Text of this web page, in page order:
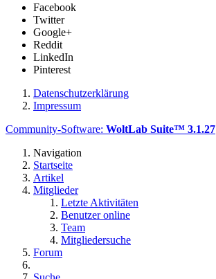
Facebook
Twitter
Google+
Reddit
LinkedIn
Pinterest
Datenschutzerklärung
Impressum
Community-Software: WoltLab Suite™ 3.1.27
Navigation
Startseite
Artikel
Mitglieder
Letzte Aktivitäten
Benutzer online
Team
Mitgliedersuche
Forum